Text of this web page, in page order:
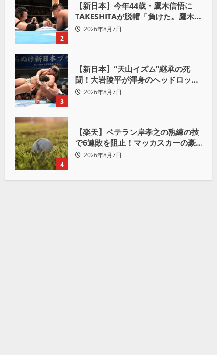
2
【新日本】今年44歳・鷹木信悟に
TAKESHITAが脱帽「負けた。鷹木信
悟、強いわ！」
2026年8月7日
3
【新日本】“天山イズム”継承の死
闘！大岩陵平が渾身のヘッドロック
で後藤洋央紀からタップ奪取 執念の
2026年8月7日
4
【楽天】ベテラン岸孝之の熟練の技
で6連敗を阻止！マッカスカーの豪
快2ランと粘りの継投でオリックス
2026年8月7日